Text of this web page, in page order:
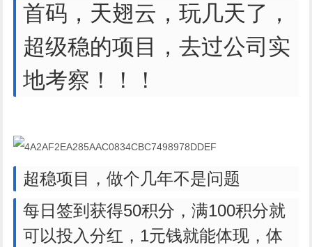
首码，天翅云，玩几天了，
超级稳的项目，去过公司实
地考察！！！
超稳项目，做个几年不是问题
每日签到获得50积分，满100积分就
可以投入分红，1元钱就能体现，体